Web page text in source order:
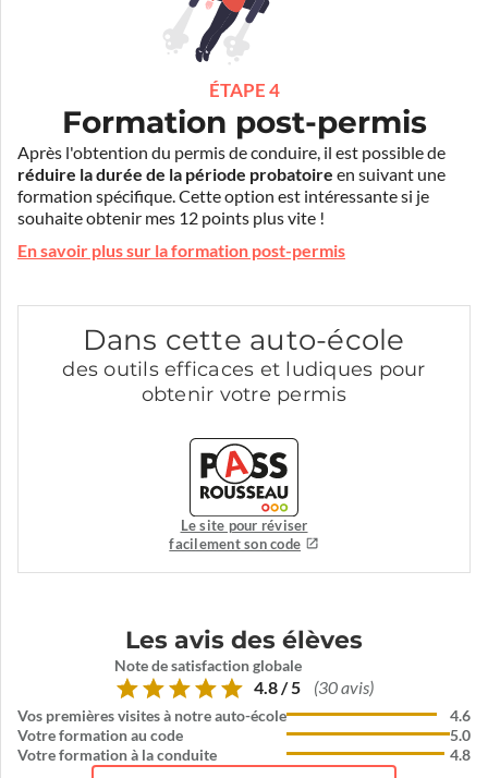
ÉTAPE 4
Formation post-permis
Après l'obtention du permis de conduire, il est possible de
réduire la durée de la période probatoire en suivant une
formation spécifique. Cette option est intéressante si je
souhaite obtenir mes 12 points plus vite !
En savoir plus sur la formation post-permis
Dans cette auto-école
des outils efficaces et ludiques pour
obtenir votre permis
Le site pour réviser
facilement son code
Les avis des élèves
Note de satisfaction globale
4.8 / 5 (30 avis)
Vos premières visites à notre auto-école
Votre formation au code
Votre formation à la conduite
4.6
5.0
4.8